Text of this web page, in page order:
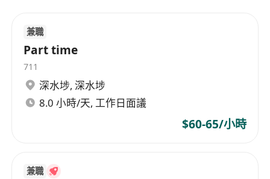
兼職
Part time
711
深水埗, 深水埗
8.0 小時/天, 工作日面議
$60-65/小時
兼職